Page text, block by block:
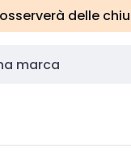
delle